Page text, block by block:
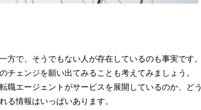
で、そうでもない人が存在しているのも事実です。
ェンジを願い出てみることも考えてみましょう。
職エージェントがサービスを展開しているのか、どう
る情報はいっぱいあります。